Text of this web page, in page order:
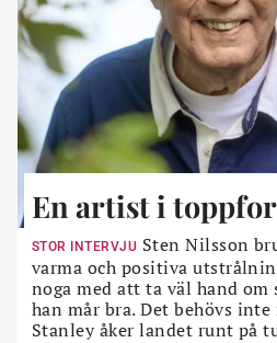
En artist i
STOR INTERVJU Sten Nilsson
varma och positiva
noga med att ta väl hand
han mår bra. Det behövs
Stanley åker landet runt på